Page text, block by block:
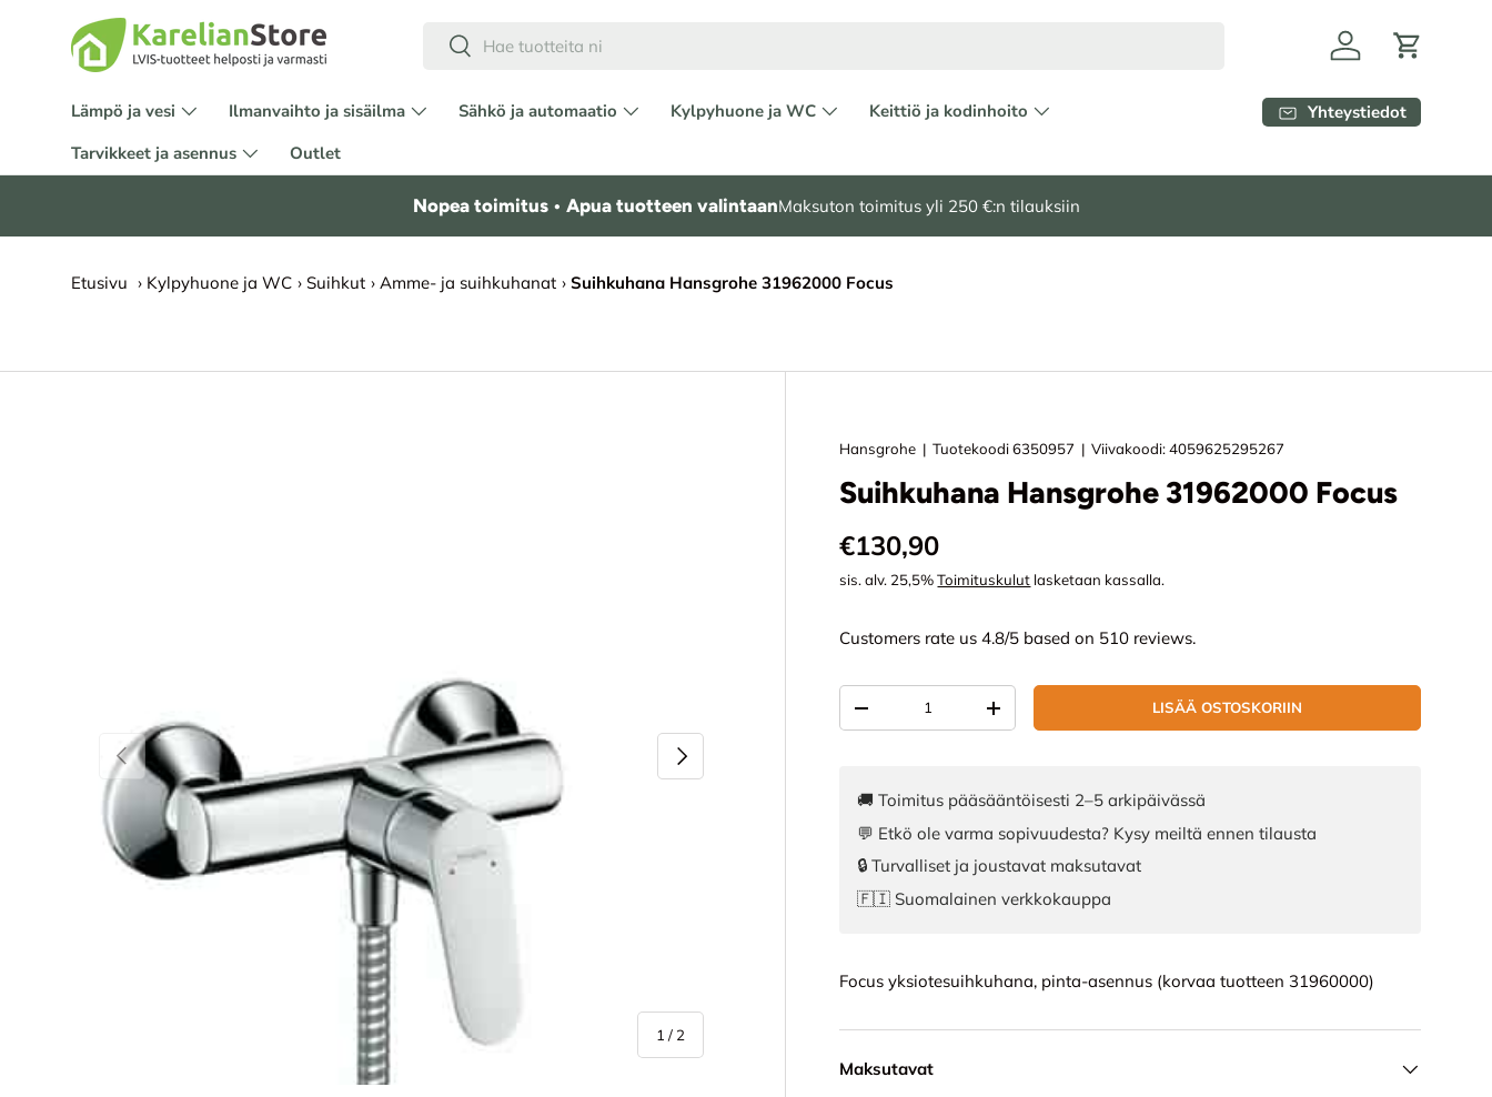
HYPPÄÄ SISÄLTÖÖN Etsi
KirjauduOstoskori
Lämpö ja vesi Ilmanvaihto ja sisäilma Sähkö ja automaatio Kylpyhuone ja WC
Keittiö ja kodinhoito
Tarvikkeet ja asennus
Outlet
Yhteystiedot
Nopea toimitus • Apua tuotteen valintaanMaksuton toimitus yli 250 €:n tilauksiin
Etusivu › Kylpyhuone ja WC › Suihkut › Amme- ja suihkuhanat › Suihkuhana Hansgrohe 31962000 Focus
EDELLINEN
1 / /2
SEURAAVA
Hansgrohe |Tuotekoodi 6350957 |Viivakoodi: 4059625295267
Suihkuhana Hansgrohe 31962000 Focus
Normaali hinta
€130,90
sis. alv. 25,5%Toimituskulut lasketaan kassalla.
Customers rate us 4.8/5 based on 510 reviews.
VÄHENNÄ MÄÄRÄÄLISÄÄ MÄÄRÄÄ LISÄÄ OSTOSKORIIN
🚚 Toimitus pääsääntöisesti 2–5 arkipäivässä
💬 Etkö ole varma sopivuudesta? Kysy meiltä ennen tilausta
🔒 Turvalliset ja joustavat maksutavat
🇫🇮 Suomalainen verkkokauppa
Focus yksiotesuihkuhana, pinta-asennus (korvaa tuotteen 31960000)
Maksutavat